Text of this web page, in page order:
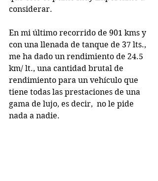
considerar.
En mi último recorrido de 901 kms y
con una llenada de tanque de 37 lts.,
me ha dado un rendimiento de 24.5
km/ lt., una cantidad brutal de
rendimiento para un vehículo que
tiene todas las prestaciones de una
gama de lujo, es decir,  no le pide
nada a nadie.